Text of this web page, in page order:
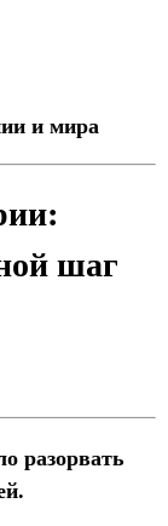
и мира
шаг
разорвать